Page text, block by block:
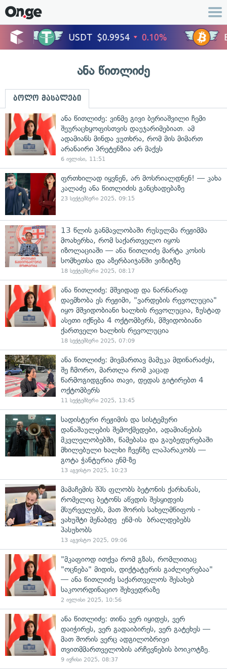
ანა წითლიძე
ბოლო მასალები
ანა წითლიძე: ვინმე გივი ბერიაშვილი ჩემი
შეურაცხყოფისთვის დაუჯარიმებიათ. ამ
ადამიანს მინდა ვუთხრა, რომ მის მიმართ
არანაირი პრეტენზია არ მაქვს
6 ივლისი, 11:51
ფრთხილად იყვნენ, არ მოსრიალდნენ! — კახა
კალაძე ანა წითლიძის განცხადებაზე
23 სექტემბერი 2025, 09:15
13 წლის განმავლობაში რუსულმა რეჟიმმა
მოახერხა, რომ საქართველო იყოს
იზოლაციაში — ანა წითლიძე მარტა კოსის
სომხეთსა და აზერბაიჯანში ვიზიტზე
18 სექტემბერი 2025, 08:17
ანა წითლიძე: მშვიდად და ნარნარად
დაემხობა ეს რეჟიმი, "ვარდების რევოლუცია"
იყო მშვიდობიანი ხალხის რევოლუცია, ზუსტად
ასეთი იქნება 4 ოქტომბერს, მშვიდობიანი
ქართველი ხალხის რევოლუცია
18 სექტემბერი 2025, 07:09
ანა წითლიძე: მივმართავ მამუკა მდინარაძეს,
შე ჩმორო, მართლა რომ კაცად
წარმოგიდგენია თავი, დედას გიტირებთ 4
ოქტომბერს
11 სექტემბერი 2025, 13:45
სადისტური რეჟიმის და სისტემური
დანაშაულების შემოქმედები, ადამიანების
მკვლელობებში, წამებასა და გაუბედურებაში
მხილებული ხალხი ჩვენზე ლაპარაკობს —
გოტა ჭანტურია ენმ-ზე
13 აგვისტო 2025, 10:23
მამაჩემის შპს ფლობს ბეტონის ქარხანას,
რომელიც ბეტონს აწვდის შესყიდვის
მსურველებს, მათ შორის სახელმწიფოს -
ვახუშტი მენაბდე ენმ-ის ბრალდებებს
პასუხობს
13 აგვისტო 2025, 09:06
"მკაფიოდ ითქვა რომ გზას, რომლითაც
"ოცნება" მიდის, დიქტატურის გაძლიერებაა"
— ანა წითლიძე საქართველოს შესახებ
საკოორდინაციო შეხვედრაზე
2 ივლისი 2025, 10:56
ანა წითლიძე: თინა ვერ იყიდეს, ვერ
დაიჭირეს, ვერ გადაიბირეს, ვერ გატეხეს —
მათ შორის ვერც ადგილობრივი
თვითმმართველობის არჩევნების ბოიკოტზე.
9 ივნისი 2025, 08:37